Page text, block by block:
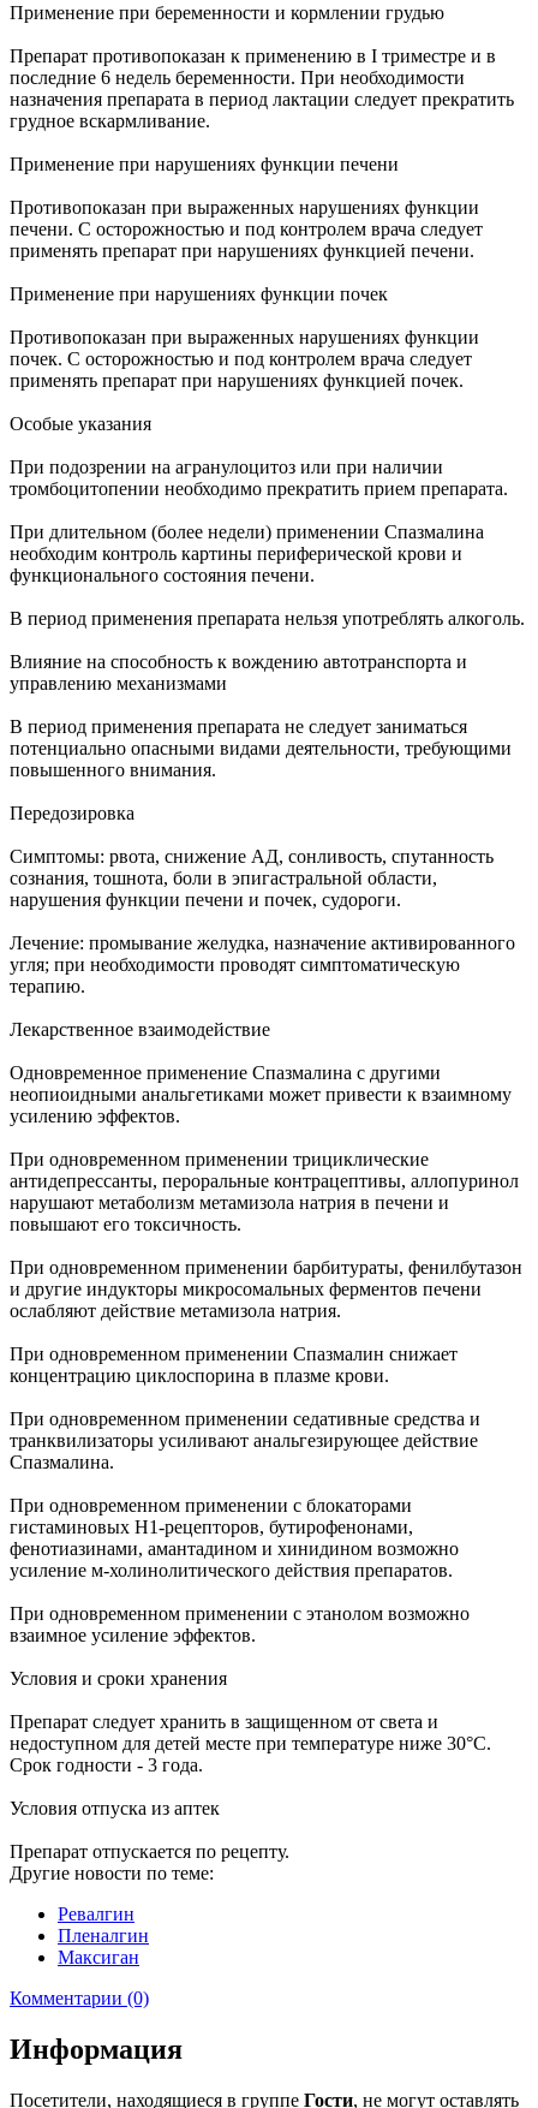
Применение при беременности и кормлении грудью
Препарат противопоказан к применению в I триместре и в
последние 6 недель беременности. При необходимости
назначения препарата в период лактации следует прекратить
грудное вскармливание.
Применение при нарушениях функции печени
Противопоказан при выраженных нарушениях функции
печени. С осторожностью и под контролем врача следует
применять препарат при нарушениях функцией печени.
Применение при нарушениях функции почек
Противопоказан при выраженных нарушениях функции
почек. С осторожностью и под контролем врача следует
применять препарат при нарушениях функцией почек.
Особые указания
При подозрении на агранулоцитоз или при наличии
тромбоцитопении необходимо прекратить прием препарата.
При длительном (более недели) применении Спазмалина
необходим контроль картины периферической крови и
функционального состояния печени.
В период применения препарата нельзя употреблять алкоголь.
Влияние на способность к вождению автотранспорта и
управлению механизмами
В период применения препарата не следует заниматься
потенциально опасными видами деятельности, требующими
повышенного внимания.
Передозировка
Симптомы: рвота, снижение АД, сонливость, спутанность
сознания, тошнота, боли в эпигастральной области,
нарушения функции печени и почек, судороги.
Лечение: промывание желудка, назначение активированного
угля; при необходимости проводят симптоматическую
терапию.
Лекарственное взаимодействие
Одновременное применение Спазмалина с другими
неопиоидными анальгетиками может привести к взаимному
усилению эффектов.
При одновременном применении трициклические
антидепрессанты, пероральные контрацептивы, аллопуринол
нарушают метаболизм метамизола натрия в печени и
повышают его токсичность.
При одновременном применении барбитураты, фенилбутазон
и другие индукторы микросомальных ферментов печени
ослабляют действие метамизола натрия.
При одновременном применении Спазмалин снижает
концентрацию циклоспорина в плазме крови.
При одновременном применении седативные средства и
транквилизаторы усиливают анальгезирующее действие
Спазмалина.
При одновременном применении с блокаторами
гистаминовых Н1-рецепторов, бутирофенонами,
фенотиазинами, амантадином и хинидином возможно
усиление м-холинолитического действия препаратов.
При одновременном применении с этанолом возможно
взаимное усиление эффектов.
Условия и сроки хранения
Препарат следует хранить в защищенном от света и
недоступном для детей месте при температуре ниже 30°C.
Срок годности - 3 года.
Условия отпуска из аптек
Препарат отпускается по рецепту.
Другие новости по теме:
Ревалгин
Пленалгин
Максиган
Комментарии (0)
Информация
Посетители, находящиеся в группе Гости, не могут оставлять